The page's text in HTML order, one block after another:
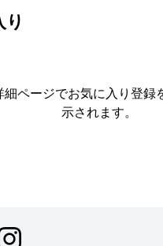
細ページでお気に入り登録
示されます。